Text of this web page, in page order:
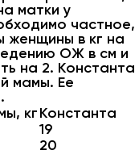
матки у
частное,
женщины в кг на
ОЖ в см и
на 2. Константа
мамы. Ее
кгКонстанта
19
20